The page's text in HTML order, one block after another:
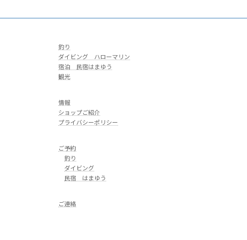
釣り
ダイビング ハローマリン
宿泊 民宿はまゆう
観光
情報
ショップご紹介
プライバシーポリシー
ご予約
釣り
ダイビング
民宿 はまゆう
ご連絡